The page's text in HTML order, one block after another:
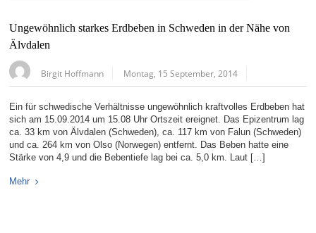
Ungewöhnlich starkes Erdbeben in Schweden in der Nähe von
Älvdalen
Birgit Hoffmann Montag, 15 September, 2014
Ein für schwedische Verhältnisse ungewöhnlich kraftvolles Erdbeben hat
sich am 15.09.2014 um 15.08 Uhr Ortszeit ereignet. Das Epizentrum lag
ca. 33 km von Älvdalen (Schweden), ca. 117 km von Falun (Schweden)
und ca. 264 km von Olso (Norwegen) entfernt. Das Beben hatte eine
Stärke von 4,9 und die Bebentiefe lag bei ca. 5,0 km. Laut […]
Mehr